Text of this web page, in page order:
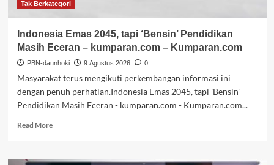
Tak Berkategori
Indonesia Emas 2045, tapi ‘Bensin’ Pendidikan
Masih Eceran – kumparan.com – Kumparan.com
PBN-daunhoki 9 Agustus 2026 0
Masyarakat terus mengikuti perkembangan informasi ini
dengan penuh perhatian.Indonesia Emas 2045, tapi 'Bensin'
Pendidikan Masih Eceran - kumparan.com - Kumparan.com...
Read MoreRead
Indonesia